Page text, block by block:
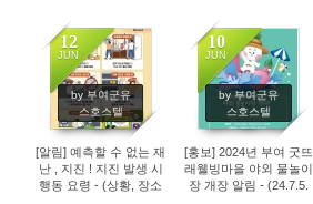
12
JUN
by 부여군유
스호스텔
3331
[알림] 예측할 수 없는 재
난 , 지진 ! 지진 발생 시
행동 요령 - (상황, 장소
10
JUN
by 부여군유
스호스텔
4497
[홍보] 2024년 부여 굿뜨
래웰빙마을 야외 물놀이
장 개장 알림 - (24.7.5.